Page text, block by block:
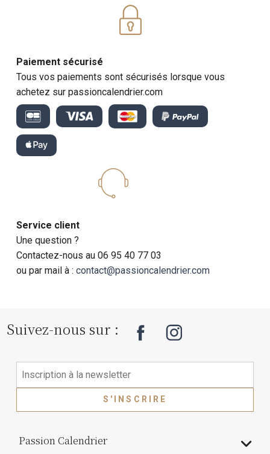
Paiement sécurisé
Tous vos paiements sont sécurisés lorsque vous
achetez sur passioncalendrier.com
Service client
Une question ?
Contactez-nous au 06 95 40 77 03
ou par mail à :contact@passioncalendrier.com
Suivez-nous sur :
S'INSCRIRE
Passion Calendrier